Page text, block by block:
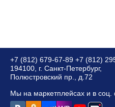
+7 (812) 679-67-89 +7 (812)
194100, г. Санкт-Петербург,
Полюстровский пр., д.72
Мы на маркетплейсах и в соц.